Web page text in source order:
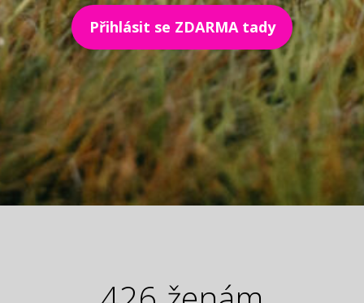
Přihlásit se ZDARMA tady